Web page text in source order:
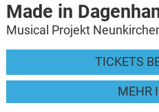
Made in
Musical Projekt
TICKETS
MEHR